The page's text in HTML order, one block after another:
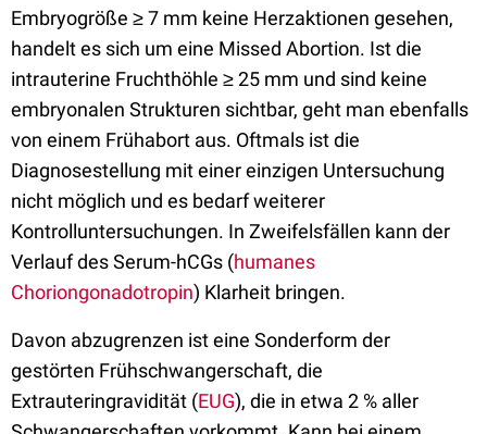
Embryogröße ≥ 7 mm keine Herzaktionen gesehen,
handelt es sich um eine Missed Abortion. Ist die
intrauterine Fruchthöhle ≥ 25 mm und sind keine
embryonalen Strukturen sichtbar, geht man ebenfalls
von einem Frühabort aus. Oftmals ist die
Diagnosestellung mit einer einzigen Untersuchung
nicht möglich und es bedarf weiterer
Kontrolluntersuchungen. In Zweifelsfällen kann der
Verlauf des Serum-hCGs (humanes
Choriongonadotropin) Klarheit bringen.
Davon abzugrenzen ist eine Sonderform der
gestörten Frühschwangerschaft, die
Extrauteringravidität (EUG), die in etwa 2 % aller